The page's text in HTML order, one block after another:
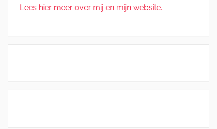
Lees hier meer over mij en mijn website.